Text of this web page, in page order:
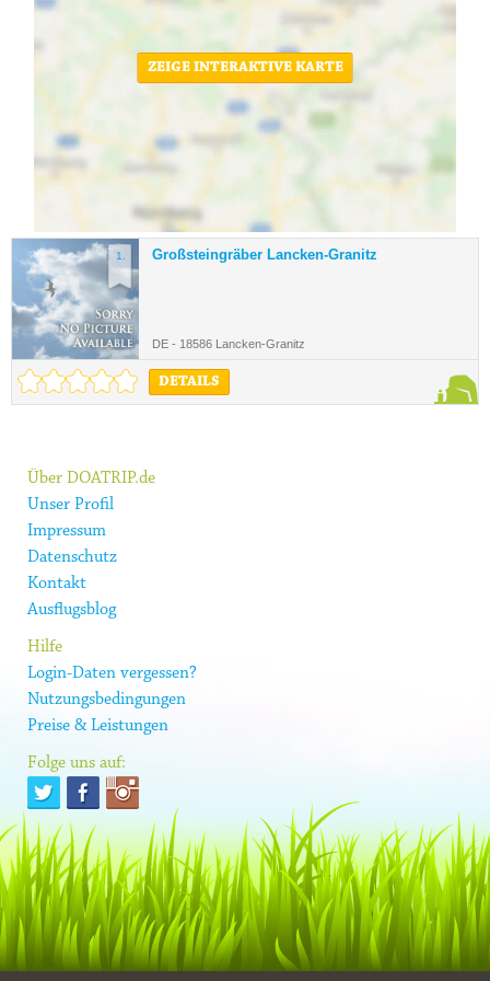
ZEIGE INTERAKTIVE KARTE
1. Großsteingräber Lancken-Granitz
DE - 18586 Lancken-Granitz
DETAILS
Über DOATRIP.de
Unser Profil
Impressum
Datenschutz
Kontakt
Ausflugsblog
Hilfe
Login-Daten vergessen?
Nutzungsbedingungen
Preise & Leistungen
Folge uns auf: